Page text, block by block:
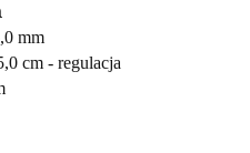
mm
cm - regulacja